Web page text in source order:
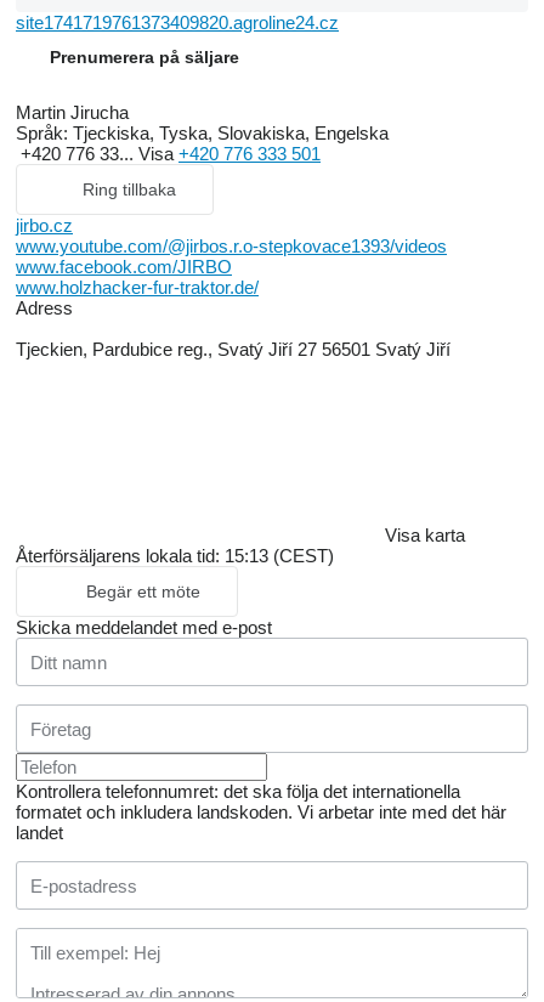
1987 - Purchase of the first milling machine
site1741719761373409820.agroline24.cz
Prenumerera på säljare
Martin Jirucha
Språk: Tjeckiska, Tyska, Slovakiska, Engelska
+420 776 33... Visa +420 776 333 501
Ring tillbaka
jirbo.cz
www.youtube.com/@jirbos.r.o-stepkovace1393/videos
www.facebook.com/JIRBO
www.holzhacker-fur-traktor.de/
Adress
Tjeckien, Pardubice reg., Svatý Jiří 27 56501 Svatý Jiří
Visa karta
Återförsäljarens lokala tid: 15:13 (CEST)
Begär ett möte
Skicka meddelandet med e-post
Kontrollera telefonnumret: det ska följa det internationella
formatet och inkludera landskoden. Vi arbetar inte med det här
landet